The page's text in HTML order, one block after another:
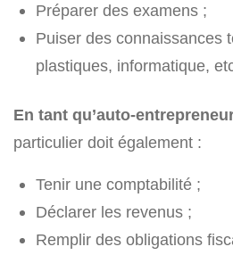
Préparer des examens ;
Puiser des connaissances
plastiques, informatique,
En tant qu’auto-
particulier doit également :
Tenir une comptabilité ;
Déclarer les revenus ;
Remplir des obligations